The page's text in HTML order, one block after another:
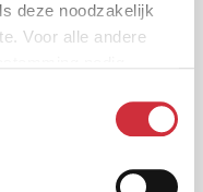
deze noodzakelijk
Voor alle andere